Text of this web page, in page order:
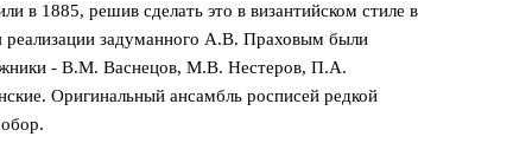
в 1885, решив сделать это в византийском стиле в
реализации задуманного А.В. Праховым были
- В.М. Васнецов, М.В. Нестеров, П.А.
Оригинальный ансамбль росписей редкой